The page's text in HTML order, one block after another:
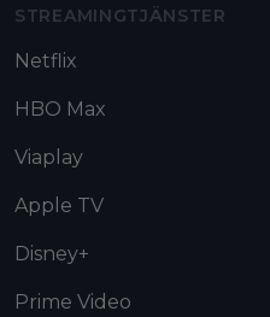
STREAMINGTJÄNSTER
Netflix
HBO Max
Viaplay
Apple TV
Disney+
Prime Video